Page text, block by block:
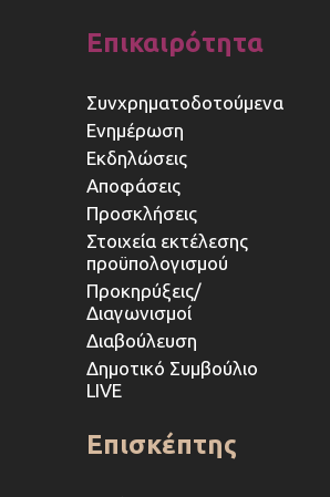
Επικαιρότητα
Συνχρηματοδοτούμενα
Ενημέρωση
Εκδηλώσεις
Αποφάσεις
Προσκλήσεις
Στοιχεία εκτέλεσης
προϋπολογισμού
Προκηρύξεις/
Διαγωνισμοί
Διαβούλευση
Δημοτικό Συμβούλιο
LIVE
Επισκέπτης